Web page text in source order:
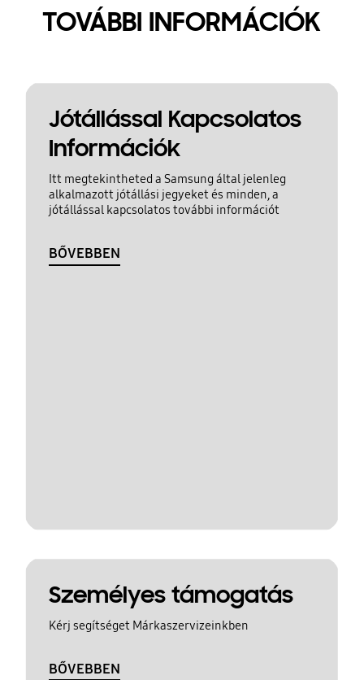
TOVÁBBI INFORMÁCIÓK
Jótállással Kapcsolatos
Információk
Itt megtekintheted a Samsung által jelenleg
alkalmazott jótállási jegyeket és minden, a
jótállással kapcsolatos további információt
BŐVEBBEN
Személyes támogatás
Kérj segítséget Márkaszervizeinkben
BŐVEBBEN